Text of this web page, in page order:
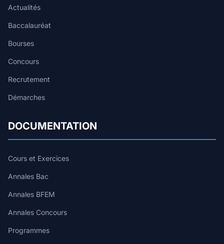
Actualités
Baccalauréat
Bourses
Concours
Recrutement
Démarches
DOCUMENTATION
Cours et Exercices
Annales Bac
Annales BFEM
Annales Concours
Programmes